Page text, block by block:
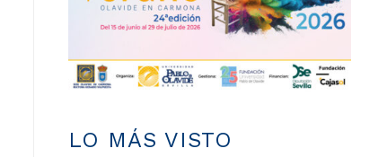
LO MÁS VISTO